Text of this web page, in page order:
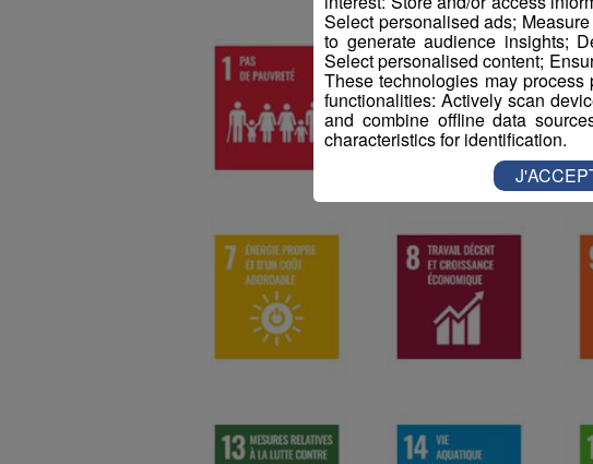
Select personalised ads;
to generate audience insights;
Select personalised content;
These technologies may
functionalities: Actively scan
and combine offline data
characteristics for identification.